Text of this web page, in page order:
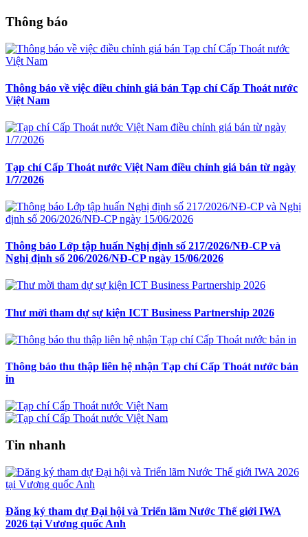
Thông báo
Thông báo về việc điều chỉnh giá bán Tạp chí Cấp Thoát nước
Việt Nam
Tạp chí Cấp Thoát nước Việt Nam điều chỉnh giá bán từ ngày
1/7/2026
Thông báo Lớp tập huấn Nghị định số 217/2026/NĐ-CP và
Nghị định số 206/2026/NĐ-CP ngày 15/06/2026
Thư mời tham dự sự kiện ICT Business Partnership 2026
Thông báo thu thập liên hệ nhận Tạp chí Cấp Thoát nước bản
in
Tin nhanh
Đăng ký tham dự Đại hội và Triển lãm Nước Thế giới IWA
2026 tại Vương quốc Anh